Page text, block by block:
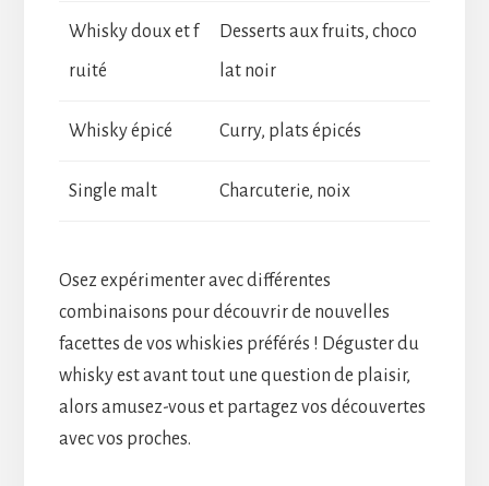
Whisky doux et f
ruité
Desserts aux fruits, choco
lat noir
Whisky épicé Curry, plats épicés
Single malt Charcuterie, noix
Osez expérimenter avec différentes
combinaisons pour découvrir de nouvelles
facettes de vos whiskies préférés ! Déguster du
whisky est avant tout une question de plaisir,
alors amusez-vous et partagez vos découvertes
avec vos proches.